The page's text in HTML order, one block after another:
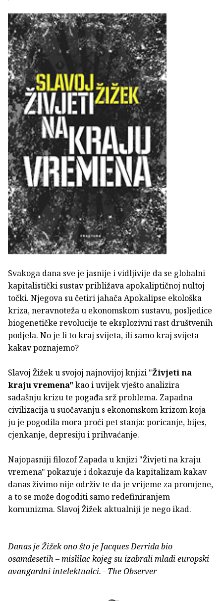
Svakoga dana sve je jasnije i vidljivije da se globalni
kapitalistički sustav približava apokaliptičnoj nultoj
točki. Njegova su četiri jahača Apokalipse ekološka
kriza, neravnoteža u ekonomskom sustavu, posljedice
biogenetičke revolucije te eksplozivni rast društvenih
podjela. No je li to kraj svijeta, ili samo kraj svijeta
kakav poznajemo?
Slavoj Žižek u svojoj najnovijoj knjizi "Živjeti na
kraju vremena" kao i uvijek vješto analizira
sadašnju krizu te pogađa srž problema. Zapadna
civilizacija u suočavanju s ekonomskom krizom koja
ju je pogodila mora proći pet stanja: poricanje, bijes,
cjenkanje, depresiju i prihvaćanje.
Najopasniji filozof Zapada u knjizi "Živjeti na kraju
vremena" pokazuje i dokazuje da kapitalizam kakav
danas živimo nije održiv te da je vrijeme za promjene,
a to se može dogoditi samo redefiniranjem
komunizma. Slavoj Žižek aktualniji je nego ikad.
Danas je Žižek ono što je Jacques Derrida bio
osamdesetih – mislilac kojeg su izabrali mladi europski
avangardni intelektualci. - The Observer